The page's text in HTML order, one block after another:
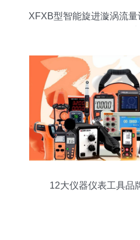
XFXB型智能旋进漩涡流
12大仪器仪表工具品